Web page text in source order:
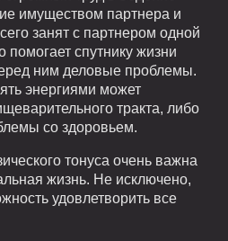
имуществом партнера и
занят с партнером одной
помогает спутнику жизни
ним деловые проблемы.
энергиями может
тракта, либо
со здоровьем.
тонуса очень важна
жизнь. Не исключено,
удовлетворить все